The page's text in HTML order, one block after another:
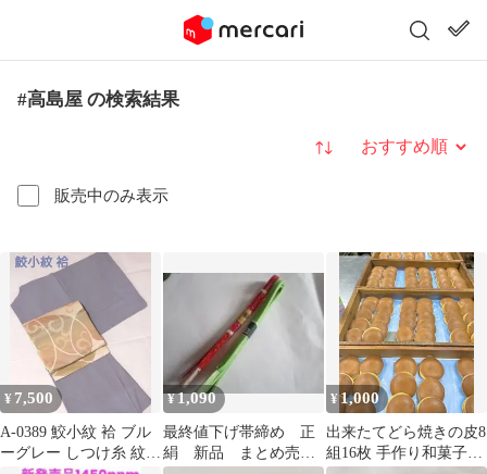
#高島屋 の検索結果
販売中のみ表示
並び替え
¥ 7,500
A-0389 鮫小紋 袷 ブル
ーグレー しつけ糸 紋な
¥1,090
最終値下げ帯締め 正
絹 新品 まとめ売
¥1,000
出来たてどら焼きの皮8
組16枚 手作り和菓子6-